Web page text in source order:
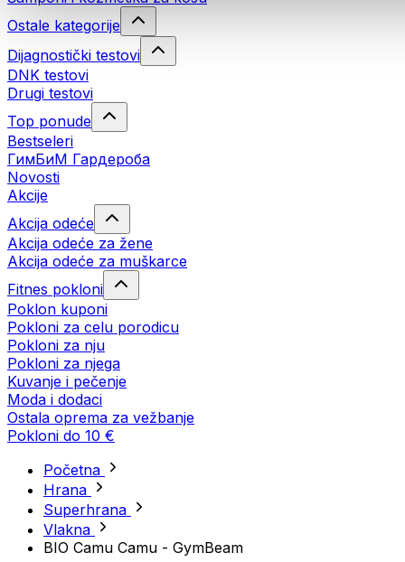
Ostale kategorije
Dijagnostički testovi
DNK testovi
Drugi testovi
Top ponude
Bestseleri
ГимБиМ Гардeробa
Novosti
Akcije
Akcija odeće
Akcija odeće za žene
Akcija odeće za muškarce
Fitnes pokloni
Poklon kuponi
Pokloni za celu porodicu
Pokloni za nju
Pokloni za njega
Kuvanje i pečenje
Moda i dodaci
Ostala oprema za vežbanje
Pokloni do 10 €
Početna
Hrana
Superhrana
Vlakna
BIO Camu Camu - GymBeam